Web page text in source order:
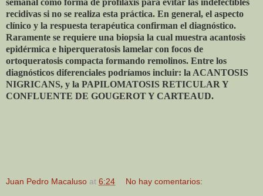
semanal como forma de profilaxis para evitar las indefectibles
recidivas si no se realiza esta práctica. En general, el aspecto
clínico y la respuesta terapéutica confirman el diagnóstico.
Raramente se requiere una biopsia la cual muestra acantosis
epidérmica e hiperqueratosis lamelar con focos de
ortoqueratosis compacta formando remolinos. Entre los
diagnósticos diferenciales podríamos incluir: la ACANTOSIS
NIGRICANS, y la PAPILOMATOSIS RETICULAR Y
CONFLUENTE DE GOUGEROT Y CARTEAUD.
Juan Pedro Macaluso at 6:24 No hay comentarios: